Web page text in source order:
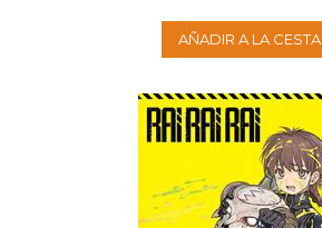
AÑADIR A LA CESTA